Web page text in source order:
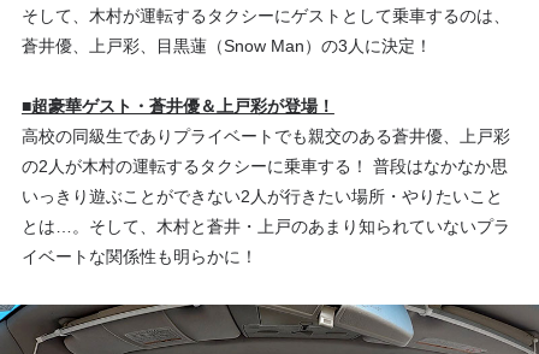
そして、木村が運転するタクシーにゲストとして乗車するのは、
蒼井優、上戸彩、目黒蓮（Snow Man） の3人に決定！
■超豪華ゲスト・蒼井優＆上戸彩が登場！
高校の同級生でありプライベートでも親交のある蒼井優、上戸彩
の2人が木村の運転するタクシーに乗車する！ 普段はなかなか思
いっきり遊ぶことができない2人が行きたい場所・やりたいこと
とは…。そして、 木村と蒼井・上戸のあまり知られていないプラ
イベートな関係性も明らかに！